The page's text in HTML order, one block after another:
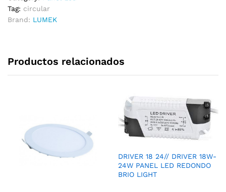
Tag: circular
Brand: LUMEK
Productos relacionados
DRIVER 18 24// DRIVER 18W-
24W PANEL LED REDONDO
BRIO LIGHT